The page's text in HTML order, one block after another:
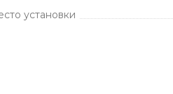
установки